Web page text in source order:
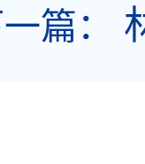
篇：